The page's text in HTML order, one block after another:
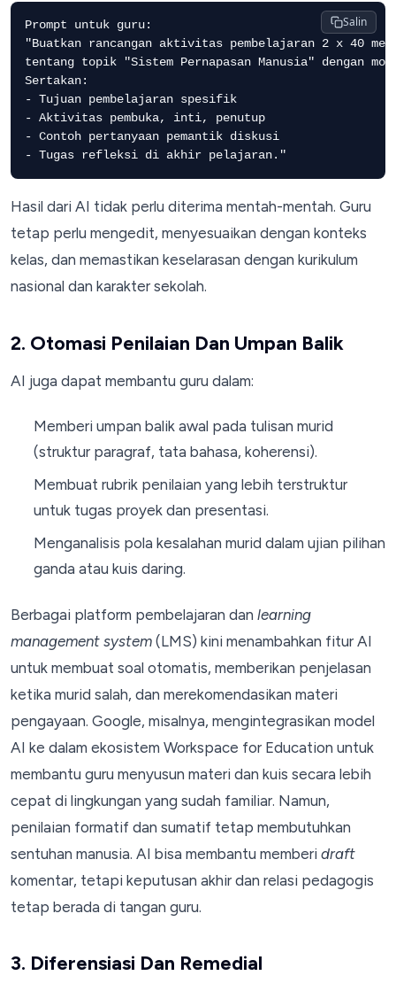
Prompt untuk guru:
"Buatkan rancangan aktivitas pembelajaran 2 x 40
tentang topik "Sistem Pernapasan Manusia" dengan
Sertakan:
- Tujuan pembelajaran spesifik
- Aktivitas pembuka, inti, penutup
- Contoh pertanyaan pemantik diskusi
- Tugas refleksi di akhir pelajaran."
Salin
Hasil dari AI tidak perlu diterima mentah-mentah. Guru
tetap perlu mengedit, menyesuaikan dengan konteks
kelas, dan memastikan keselarasan dengan kurikulum
nasional dan karakter sekolah.
2. Otomasi Penilaian Dan Umpan Balik
AI juga dapat membantu guru dalam:
Memberi umpan balik awal pada tulisan murid
(struktur paragraf, tata bahasa, koherensi).
Membuat rubrik penilaian yang lebih terstruktur
untuk tugas proyek dan presentasi.
Menganalisis pola kesalahan murid dalam ujian pilihan
ganda atau kuis daring.
Berbagai platform pembelajaran dan learning
management system (LMS) kini menambahkan fitur AI
untuk membuat soal otomatis, memberikan penjelasan
ketika murid salah, dan merekomendasikan materi
pengayaan. Google, misalnya, mengintegrasikan model
AI ke dalam ekosistem Workspace for Education untuk
membantu guru menyusun materi dan kuis secara lebih
cepat di lingkungan yang sudah familiar. Namun,
penilaian formatif dan sumatif tetap membutuhkan
sentuhan manusia. AI bisa membantu memberi draft
komentar, tetapi keputusan akhir dan relasi pedagogis
tetap berada di tangan guru.
3. Diferensiasi Dan Remedial